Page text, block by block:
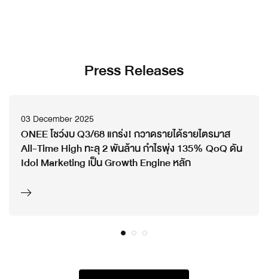
Press Releases
03 December 2025
ONEE โชว์งบ Q3/68 แกร่ง! กวาดรายได้รายไตรมาส
All-Time High ทะลุ 2 พันล้าน กำไรพุ่ง 135% QoQ ดัน
Idol Marketing เป็น Growth Engine หลัก